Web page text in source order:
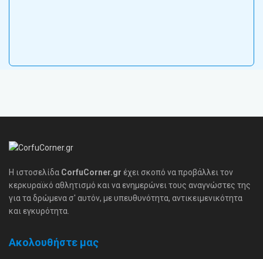
Η ιστοσελίδα CorfuCorner.gr έχει σκοπό να προβάλλει τον
κερκυραϊκό αθλητισμό και να ενημερώνει τους αναγνώστες της
για τα δρώμενα σ' αυτόν, με υπευθυνότητα, αντικειμενικότητα
και εγκυρότητα.
Ακολουθήστε μας